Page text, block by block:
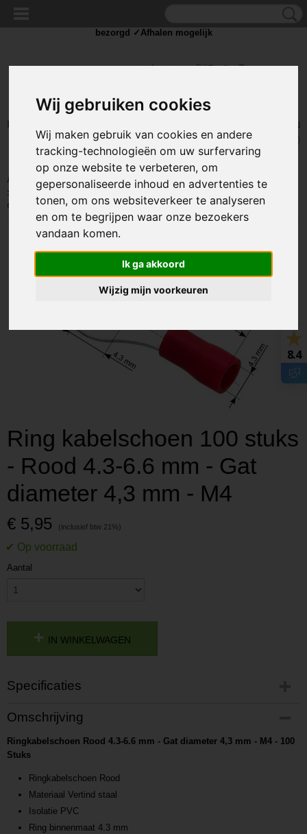
Wij gebruiken cookies
Wij maken gebruik van cookies en andere
tracking-technologieën om uw surfervaring
op onze website te verbeteren, om
gepersonaliseerde inhoud en advertenties te
tonen, om ons websiteverkeer te analyseren
en om te begrijpen waar onze bezoekers
vandaan komen.
Ik ga akkoord
Wijzig mijn voorkeuren
Inloggen
UW WINKELWAGEN
Geen producten
(0)
Home >COMPONENTEN>KABELSCHOEN / DRAAD CONNECTORS
>
Kabelschoen - Ring>Ring kabelschoen 100 stuks - Rood 4.3-6.6 mm -
Gat diameter 4,3 mm - M4
Ring kabelschoen 100 stuks
- Rood 4.3-6.6 mm - Gat
diameter 4,3 mm - M4
€ 5,95
Aantal
IN WINKELWAGEN
Specificaties
Productcode
P201705181637
Productcode leverancier
L201705181637
Omschrijving
Ringkabelschoen Rood 4.3-6.6 mm - Gat diameter 4,3 mm - M4 - 100
Stuks
Ringkabelschoen Rood
Materiaal Vertind staal
Isolatie PVC
Ring binnenmaat 4.3 mm
bezorgd ✓Afhalen mogelijk
8.4